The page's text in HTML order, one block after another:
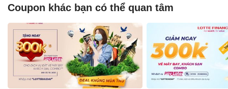
Coupon khác bạn có thể quan tâm